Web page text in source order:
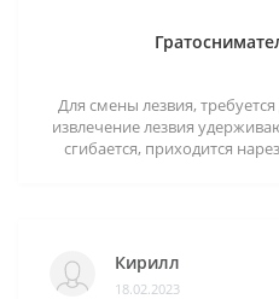
Для смены лезвия,
извлечение лезвия
сгибается, приходится
Кирилл
18.02.2023